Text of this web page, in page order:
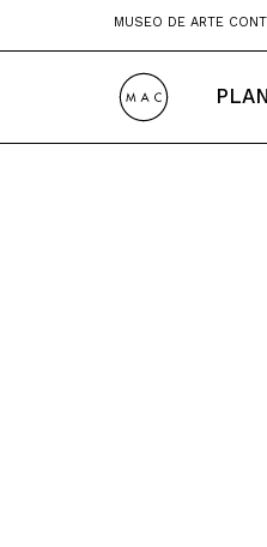
MUSEO DE ARTE